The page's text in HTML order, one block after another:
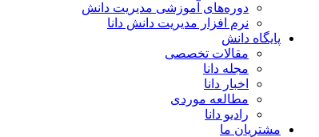
دوره‌های آموزشی مدیریت دانش
نرم افزار مدیریت دانش دانا
پایگاه دانش
مقالات تخصصی
مجله دانا
اخبار دانا
مطالعه موردی
رادیو دانا
مشتریان ما